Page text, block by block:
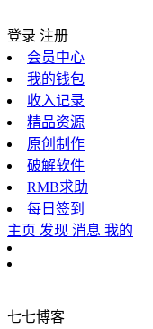
登录 注册
会员中心
我的钱包
收入记录
精品资源
原创制作
破解软件
RMB求助
每日签到
主页 发现 消息 我的
七七博客